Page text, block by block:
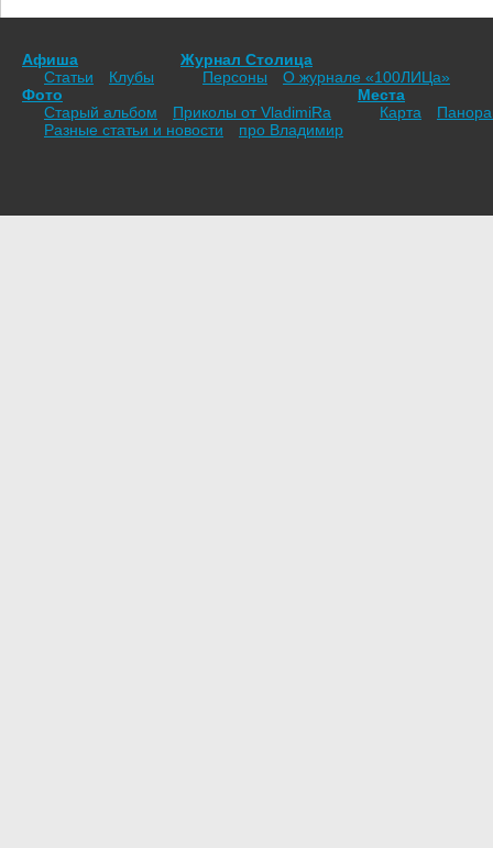
Афиша
Статьи
Клубы
Журнал Столица
Персоны
О журнале «100ЛИЦа»
Фото
Старый альбом
Приколы от VladimiRа
Места
Карта
Разные статьи и новости
про Владимир